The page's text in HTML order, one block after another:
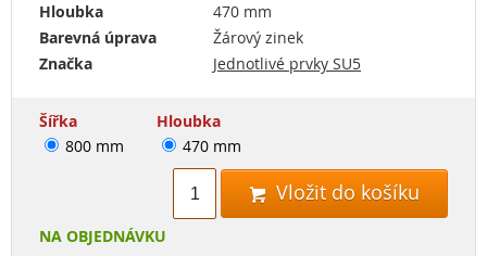
Hloubka
470 mm
Barevná úprava
Žárový zinek
Značka
Jednotlivé prvky SU5
Šířka
800 mm
Hloubka
470 mm
 Vložit do košíku
NA OBJEDNÁVKU